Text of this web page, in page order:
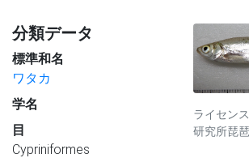
分類データ
標準和名
ワタカ
学名
目
Cypriniformes
ライセン
研究所琵